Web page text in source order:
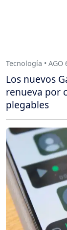
Tecnología • AGO
Los nuevos
renueva por
plegables